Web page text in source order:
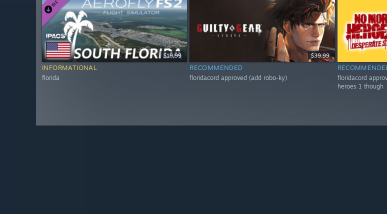
$19.99
INFORMATIONAL
florida
$39.99
RECOMMENDED
floridacord approved (add robo-ky)
floridacord
heroes 1 though